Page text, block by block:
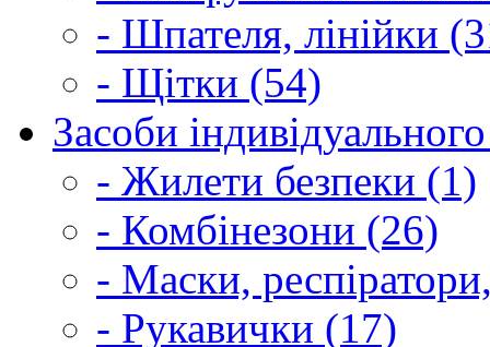
- Шпателя, лінійки
- Щітки (54)
Засоби
- Жилети безпеки (1)
- Комбінезони (26)
- Маски,
- Рукавички (17)